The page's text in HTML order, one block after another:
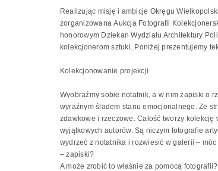
Realizując misję i ambicje Okręgu
zorganizowana Aukcja Fotografii
honorowym Dziekan Wydziału Architektury
kolekcjonerom sztuki. Poniżej prezentujemy
Kolekcjonowanie projekcji
Wyobraźmy sobie notatnik, a w nim zapiski o
wyraźnym śladem stanu emocjonalnego. Ze
zdawkowe i rzeczowe. Całość tworzy
wyjątkowych autorów. Są niczym fotografie
wydrzeć z notatnika i rozwiesić w galerii –
– zapiski?
A może zrobić to właśnie za pomocą